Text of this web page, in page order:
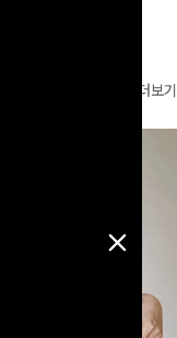
더보기